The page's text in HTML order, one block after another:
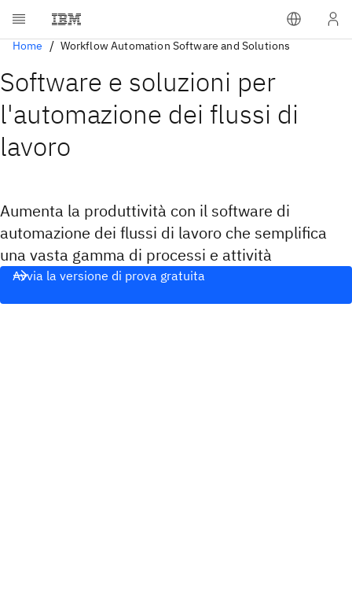
Home Workflow Automation Software and Solutions
Software e soluzioni per
l'automazione dei flussi di
lavoro
Aumenta la produttività con il software di
automazione dei flussi di lavoro che semplifica
una vasta gamma di processi e attività
Avvia la versione di prova gratuita